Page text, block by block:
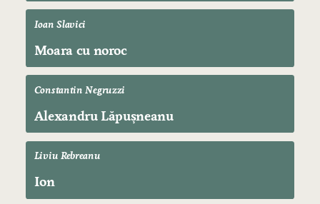
Ioan Slavici
Moara cu noroc
Constantin Negruzzi
Alexandru Lăpușneanu
Liviu Rebreanu
Ion